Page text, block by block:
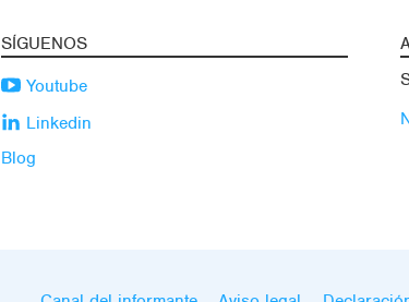
SÍGUENOS
Youtube
Linkedin
Blog